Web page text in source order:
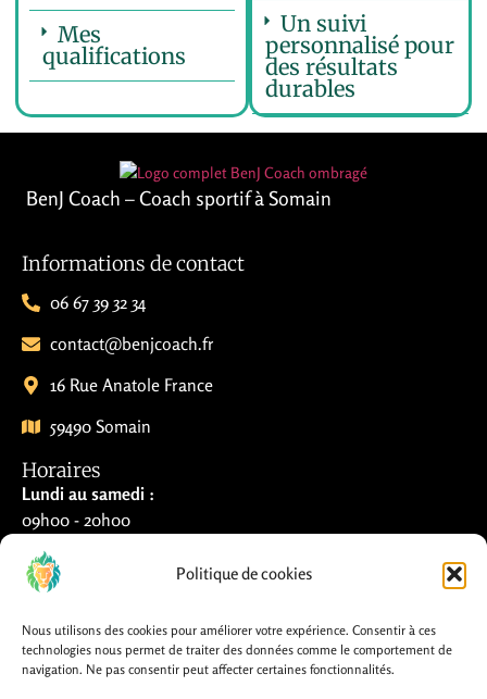
Politique de cookies
Nous utilisons des cookies pour améliorer votre expérience. Consentir à ces
technologies nous permet de traiter des données comme le comportement de
navigation. Ne pas consentir peut affecter certaines fonctionnalités.
Mes
qualifications
Un suivi
personnalisé pour
des résultats
durables
BenJ Coach – Coach sportif à Somain
Informations de contact
06 67 39 32 34
contact@benjcoach.fr
16 Rue Anatole France
59490 Somain
Horaires
Lundi au samedi :
09h00 - 20h00
Dimanche :
Liens utiles